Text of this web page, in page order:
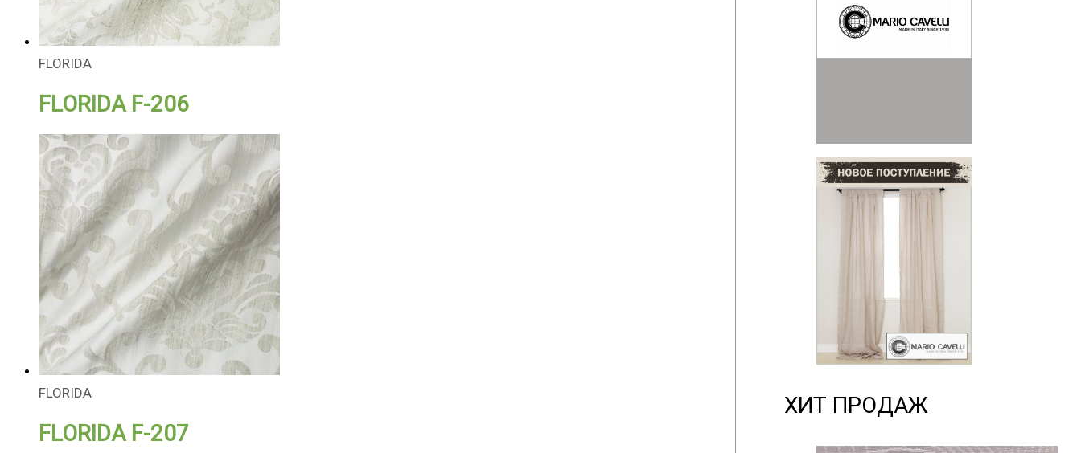
FLORIDA
FLORIDA F-206
FLORIDA
FLORIDA F-207
ХИТ ПРОДАЖ